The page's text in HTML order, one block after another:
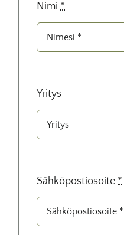
Nimi *
Yritys
Sähköpostiosoite *